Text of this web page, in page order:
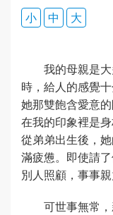
小 中 大
我的母親是
時，給人的感覺
她那雙飽含愛意
在我的印象裡是
從弟弟出生後，
滿疲憊。即使請
別人照顧，事事親
可世事無常